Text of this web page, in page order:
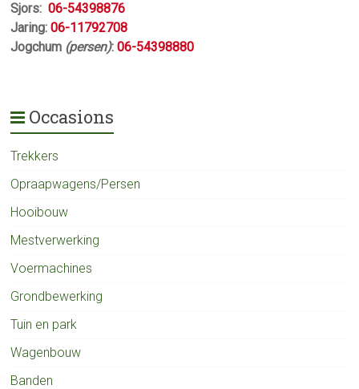
Sjors:06-54398876
Jaring:06-11792708
Jogchum (persen): 06-54398880
Occasions
Trekkers
Opraapwagens/Persen
Hooibouw
Mestverwerking
Voermachines
Grondbewerking
Tuin en park
Wagenbouw
Banden